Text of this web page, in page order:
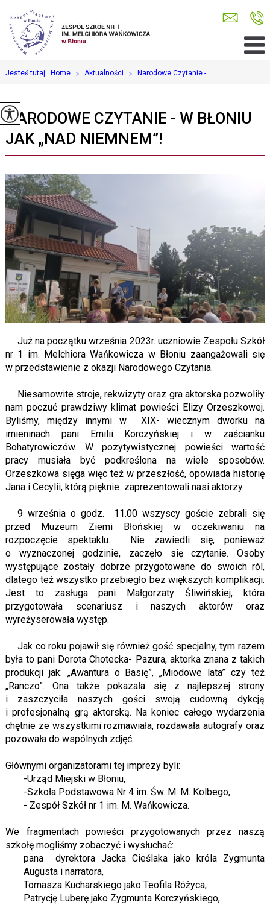
Jesteś tutaj: Home > Aktualności > Narodowe Czytanie - ...
NARODOWE CZYTANIE - W BŁONIU
JAK „NAD NIEMNEM”!
Już na początku września 2023r. uczniowie Zespołu Szkół
nr 1 im. Melchiora Wańkowicza w Błoniu zaangażowali się
w przedstawienie z okazji Narodowego Czytania.
Niesamowite stroje, rekwizyty oraz gra aktorska pozwoliły
nam poczuć prawdziwy klimat powieści Elizy Orzeszkowej.
Byliśmy, między innymi w XIX- wiecznym dworku na
imieninach pani Emilii Korczyńskiej i w zaścianku
Bohatyrowiczów. W pozytywistycznej powieści wartość
pracy musiała być podkreślona na wiele sposobów.
Orzeszkowa sięga więc też w przeszłość, opowiada historię
Jana i Cecylii, którą pięknie zaprezentowali nasi aktorzy.
9 września o godz. 11.00 wszyscy goście zebrali się
przed Muzeum Ziemi Błońskiej w oczekiwaniu na
rozpoczęcie spektaklu. Nie zawiedli się, ponieważ
o wyznaczonej godzinie, zaczęło się czytanie. Osoby
występujące zostały dobrze przygotowane do swoich ról,
dlatego też wszystko przebiegło bez większych komplikacji.
Jest to zasługa pani Małgorzaty Śliwińskiej, która
przygotowała scenariusz i naszych aktorów oraz
wyreżyserowała występ.
Jak co roku pojawił się również gość specjalny, tym razem
była to pani Dorota Chotecka- Pazura, aktorka znana z takich
produkcji jak: „Awantura o Basię”, „Miodowe lata” czy też
„Ranczo”. Ona także pokazała się z najlepszej strony
i zaszczyciła naszych gości swoją cudowną dykcją
i profesjonalną grą aktorską. Na koniec całego wydarzenia
chętnie ze wszystkimi rozmawiała, rozdawała autografy oraz
pozowała do wspólnych zdjęć.
Głównymi organizatorami tej imprezy byli:
-Urząd Miejski w Błoniu,
-Szkoła Podstawowa Nr 4 im. Św. M. M. Kolbego,
- Zespół Szkół nr 1 im. M. Wańkowicza.
We fragmentach powieści przygotowanych przez naszą
szkołę mogliśmy zobaczyć i wysłuchać:
pana dyrektora Jacka Cieślaka jako króla Zygmunta
Augusta i narratora,
Tomasza Kucharskiego jako Teofila Różyca,
Patrycję Luberę jako Zygmunta Korczyńskiego,